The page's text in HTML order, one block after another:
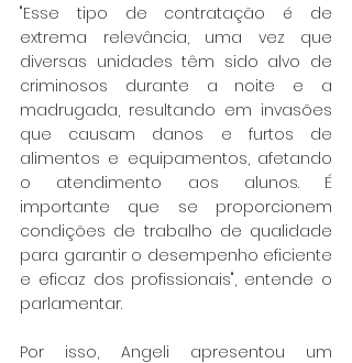
"Esse tipo de contratação é de
extrema relevância, uma vez que
diversas unidades têm sido alvo de
criminosos durante a noite e a
madrugada, resultando em invasões
que causam danos e furtos de
alimentos e equipamentos, afetando
o atendimento aos alunos. É
importante que se proporcionem
condições de trabalho de qualidade
para garantir o desempenho eficiente
e eficaz dos profissionais", entende o
parlamentar.